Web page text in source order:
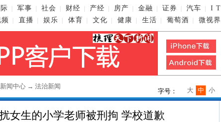
军事 社会 财经 产经 房产 金融 证券 汽车 I T
直播 娱乐 体育 文化 健康 生活 葡萄酒 微视界
新闻中心 → 法治新闻
字号： 小
中
大
女生的小学老师被刑拘 学校道歉